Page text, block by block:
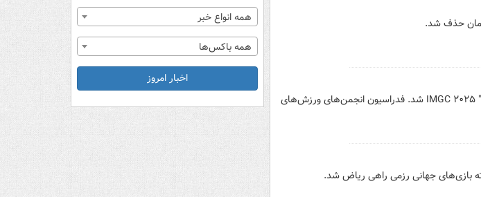
حذف شد.
فدراسیون انجمن‌های ورزش‌های رزمی میزبان "بازی‌های ورزش‌های رزمی" IMGC ۲۰۲۵ شد. فدراسیون انجمن‌های ورزش‌های
بازی‌های جهانی رزمی راهی ریاض شد.
همه انواع خبر
همه باکس‌ها
اخبار امروز